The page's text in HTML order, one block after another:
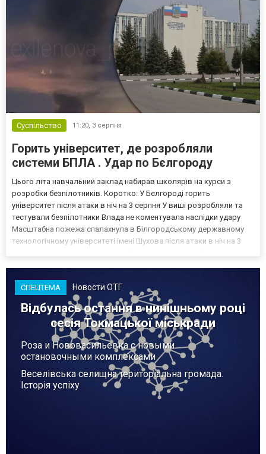
Суспільство 11:20, 3 серпня
Горить університет, де розробляли
системи БПЛА . Удар по Бєлгороду
Цього літа навчальний заклад набирав школярів на курси з
розробки безпілотників. Коротко: У Бєлгороді горить
університет після атаки в ніч на 3 серпня У виші розробляли та
тестували безпілотники Влада не коментувала наслідки удару
Масштабна пожежа спалахнула в Білгородському державному
технологічному університеті імені Шухова після атаки в ніч на 3
СПЕЦТЕМА Новости ОТГ
Відбулась остання в нинішньому році
сесія Токмацької міськради
Роза и Нововасильевка с новыми
остановочными комплексами
Веселівська селищна територіальна громада.
Історія успіху